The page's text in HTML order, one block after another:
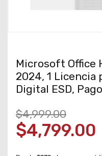
Microsoft Office
2024, 1 Licencia
Digital ESD,
$4,999.00
$4,799.00